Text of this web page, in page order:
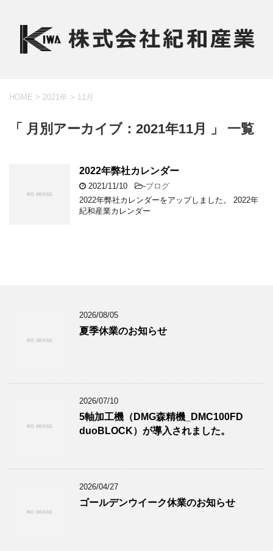
HOME > 2021年 > 11月
「 月別アーカイブ：2021年11月 」 一覧
2022年弊社カレンダー
2021/11/10 -ブログ
2022年弊社カレンダーをアップしました。 2022年
紀和産業カレンダー
2026/08/05
夏季休業のお知らせ
2026/07/10
5軸加工機（DMG森精機_DMC100FD
duoBLOCK）が導入されました。
2026/04/27
ゴールデンウイーク休業のお知らせ